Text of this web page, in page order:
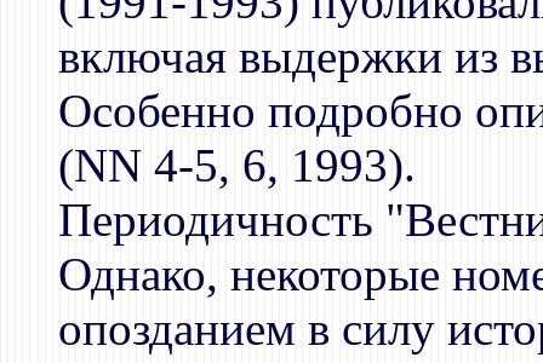
включая выдержки из
Особенно подробно
(NN 4-5, 6, 1993).
Периодичность
Однако, некоторые
опозданием в силу